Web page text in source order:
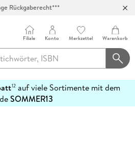
Rückgaberecht***
Filiale Konto Merkzettel Warenkorb
12auf viele Sortimente mit dem
SOMMER13